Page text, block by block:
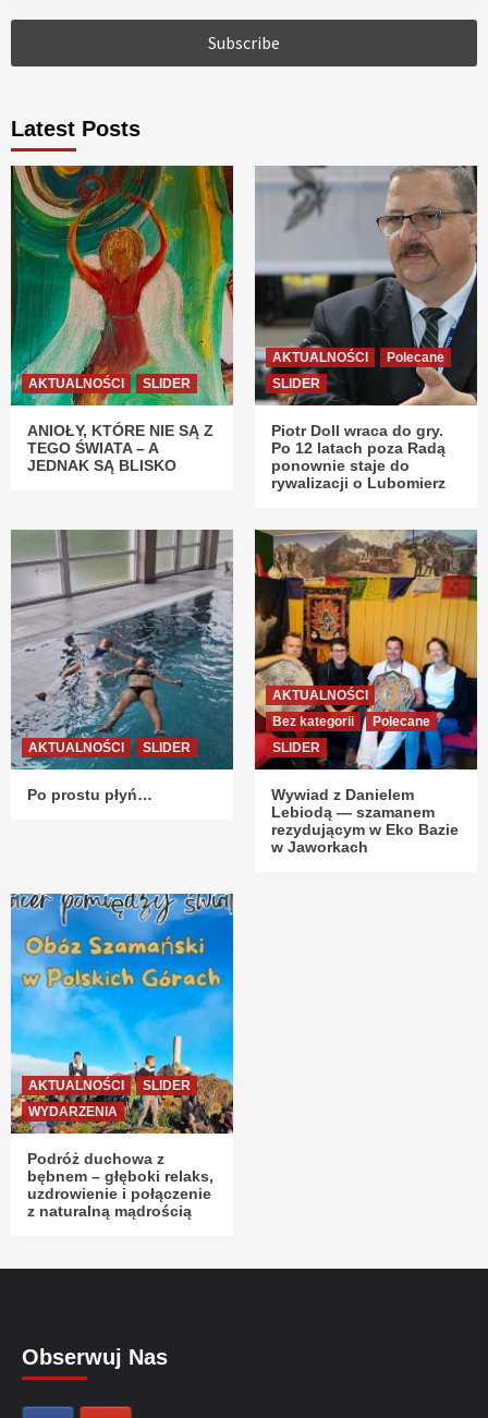
Latest Posts
AKTUALNOŚCI SLIDER
ANIOŁY, KTÓRE NIE SĄ Z
TEGO ŚWIATA – A
JEDNAK SĄ BLISKO
AKTUALNOŚCI
Polecane
SLIDER
Piotr Doll wraca do gry.
Po 12 latach poza Radą
ponownie staje do
rywalizacji o Lubomierz
AKTUALNOŚCI SLIDER
Po prostu płyń…
AKTUALNOŚCI
Bez kategorii
Polecane
SLIDER
Wywiad z Danielem
Lebiodą — szamanem
rezydującym w Eko Bazie
w Jaworkach
AKTUALNOŚCI
SLIDER
WYDARZENIA
Podróż duchowa z
bębnem – głęboki relaks,
uzdrowienie i połączenie
z naturalną mądrością
Obserwuj Nas